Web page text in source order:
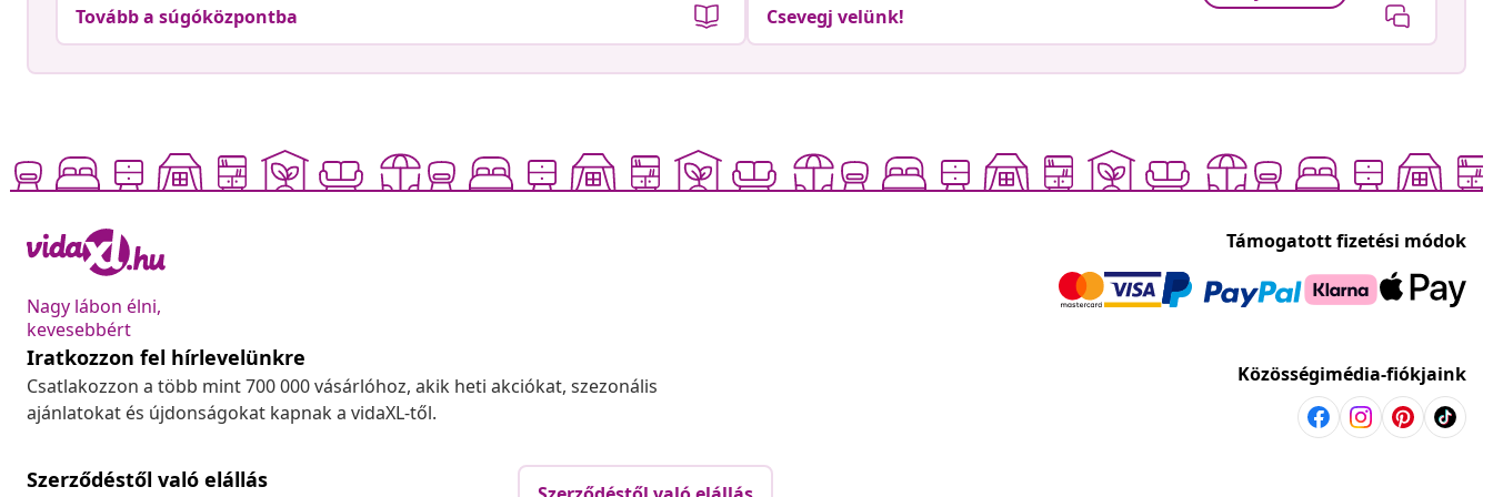
Tovább a súgóközpontba Csevegj velünk!
Nagy lábon élni,
kevesebbért
Támogatott fizetési módok
Iratkozzon fel hírlevelünkre
Csatlakozzon a több mint 700 000 vásárlóhoz, akik heti akciókat, szezonális
ajánlatokat és újdonságokat kapnak a vidaXL-től.
Közösségimédia-fiókjaink
Szerződéstől való elállás